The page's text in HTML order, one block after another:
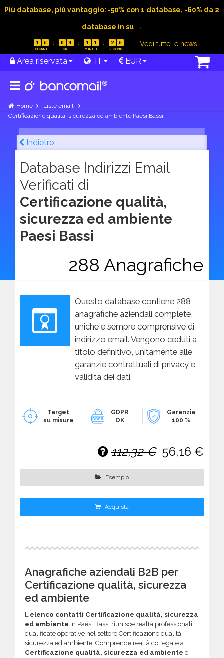
Più database, più vantaggio: -50% con 1 database, -60% da 2
database in su →
1 6 0 4 1 1 2 5 Vedi tutte le news
Area riservata IT EUR
Home
Liste email
Certificazione qualità, sicurezza ed ambiente Paesi Bassi
Indietro
Database Indirizzi Email
Verificati di
Certificazione qualità,
sicurezza ed ambiente
Paesi Bassi
288 Anagrafiche
Questo database contiene 288
anagrafiche aziendali complete,
uniche e sempre comprensive di
indirizzo email. Vengono ceduti a
titolo definitivo, unitamente alle
garanzie contrattuali di privacy e
validità dei dati.
Target
su misura
GDPR
OK
Garanzia
100 %
112,32 € 56,16 €
Esempio
Acquista
Anagrafiche aziendali B2B per
Certificazione qualità, sicurezza
ed ambiente
L'elenco contatti Certificazione qualità, sicurezza
ed ambiente in Paesi Bassi riunisce realtà professionali
qualificate operative nel settore Certificazione qualità,
sicurezza ed ambiente. Comprende realtà collegate a
Certificazione qualità, sicurezza ed ambiente e